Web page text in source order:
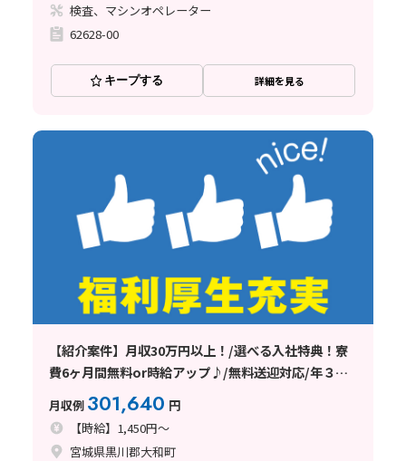
検査、マシンオペレーター
62628-00
キープする 詳細を見る
【紹介案件】月収30万円以上！/選べる入社特典！寮
費6ヶ月間無料or時給アップ♪/無料送迎対応/年３回
ミニボーナスも支給♪
月収例 301,640 円
【時給】1,450円～
宮城県黒川郡大和町